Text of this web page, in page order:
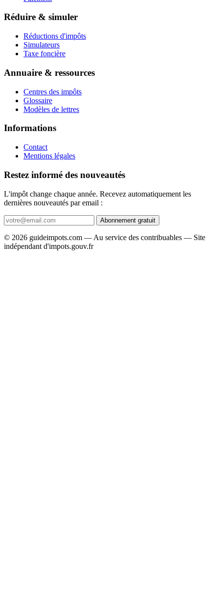
Réduire & simuler
Réductions d'impôts
Simulateurs
Taxe foncière
Annuaire & ressources
Centres des impôts
Glossaire
Modèles de lettres
Informations
Contact
Mentions légales
Restez informé des nouveautés
L'impôt change chaque année. Recevez automatiquement les
dernières nouveautés par email :
Abonnement gratuit
© 2026 guideimpots.com — Au service des contribuables — Site
indépendant d'impots.gouv.fr